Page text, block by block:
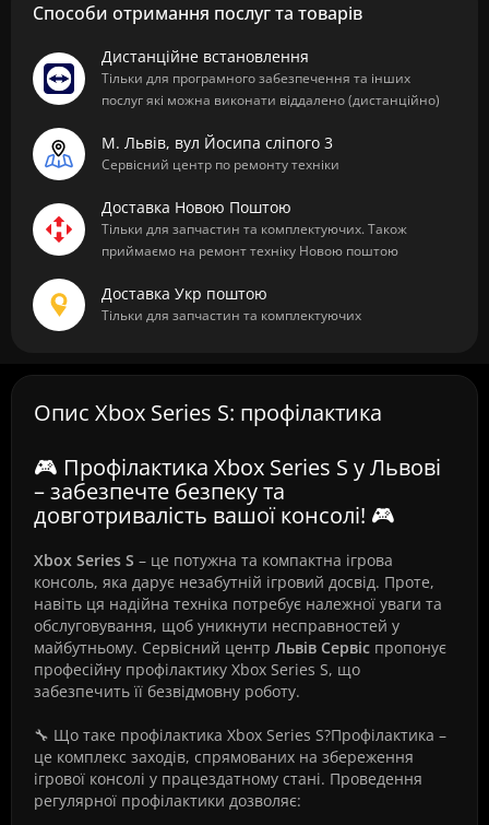
Способи отримання послуг та товарів
Дистанційне встановлення
Тільки для програмного забезпечення та інших
послуг які можна виконати віддалено (дистанційно)
М. Львів, вул Йосипа сліпого 3
Сервісний центр по ремонту техніки
Доставка Новою Поштою
Тільки для запчастин та комплектуючих. Також
приймаємо на ремонт техніку Новою поштою
Доставка Укр поштою
Тільки для запчастин та комплектуючих
Опис Xbox Series S: профілактика
🎮 Профілактика Xbox Series S у Львові
– забезпечте безпеку та
довготривалість вашої консолі! 🎮
Xbox Series S – це потужна та компактна ігрова
консоль, яка дарує незабутній ігровий досвід. Проте,
навіть ця надійна техніка потребує належної уваги та
обслуговування, щоб уникнути несправностей у
майбутньому. Сервісний центр Львів Сервіс пропонує
професійну профілактику Xbox Series S, що
забезпечить її безвідмовну роботу.
🔧 Що таке профілактика Xbox Series S?Профілактика –
це комплекс заходів, спрямованих на збереження
ігрової консолі у працездатному стані. Проведення
регулярної профілактики дозволяє: